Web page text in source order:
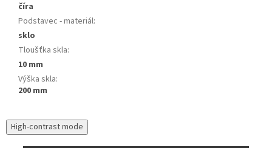
číra
Podstavec - materiál:
sklo
Tloušťka skla:
10 mm
Výška skla:
200 mm
High-contrast mode